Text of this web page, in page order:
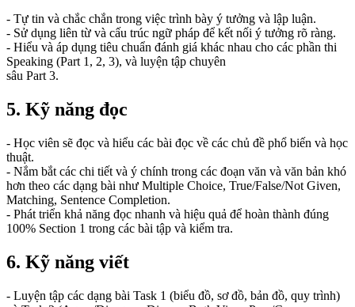
- Tự tin và chắc chắn trong việc trình bày ý tưởng và lập luận.
- Sử dụng liên từ và cấu trúc ngữ pháp để kết nối ý tưởng rõ ràng.
- Hiểu và áp dụng tiêu chuẩn đánh giá khác nhau cho các phần thi
Speaking (Part 1, 2, 3), và luyện tập chuyên
sâu Part 3.
5. Kỹ năng đọc
- Học viên sẽ đọc và hiểu các bài đọc về các chủ đề phổ biến và học
thuật.
- Nắm bắt các chi tiết và ý chính trong các đoạn văn và văn bản khó
hơn theo các dạng bài như Multiple Choice, True/False/Not Given,
Matching, Sentence Completion.
- Phát triển khả năng đọc nhanh và hiệu quả để hoàn thành đúng
100% Section 1 trong các bài tập và kiểm tra.
6. Kỹ năng viết
- Luyện tập các dạng bài Task 1 (biểu đồ, sơ đồ, bản đồ, quy trình)